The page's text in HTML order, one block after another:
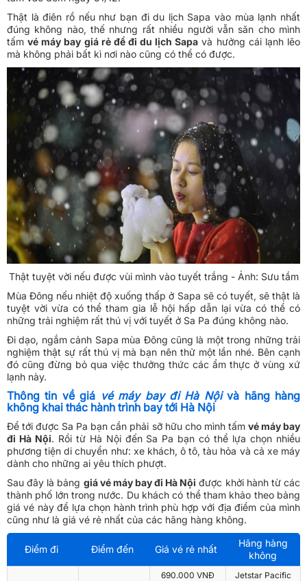
Thật là điên rồ nếu như bạn đi du lịch Sapa vào mùa lạnh nhất
đúng không nào, thế nhưng rất nhiều người vẫn săn cho mình
tấmvé máy bay giá rẻ để đi du lịch Sapa và hưởng cái lạnh lẽo
mà không phải bất kì nơi nào cũng có thể có được.
Thật tuyệt vời nếu được vùi mình vào tuyết trắng - Ảnh: Sưu tầm
Mùa Đông nếu nhiệt độ xuống thấp ở Sapa sẽ có tuyết, sẽ thật là
tuyệt vời vừa có thể tham gia lễ hội hấp dẫn lại vừa có thể có
những trải nghiệm rất thú vị với tuyết ở Sa Pa đúng không nào.
Đi dạo, ngắm cảnh Sapa mùa Đông cũng là một trong những trải
nghiệm thật sự rất thú vị mà bạn nên thử một lần nhé. Bên cạnh
đó cũng đừng bỏ qua việc thưởng thức các ẩm thực ở vùng xứ
lạnh này.
Thông tin về giá vé máy bay đi Hà Nộivà hãng hàng
không khai thác hành trình bay tới Hà Nội
Để tới được Sa Pa bạn cần phải sỡ hữu cho mình tấm vé máy bay
đi Hà Nội. Rồi từ Hà Nội đến Sa Pa bạn có thể lựa chọn nhiều
phương tiện di chuyển như: xe khách, ô tô, tàu hỏa và cả xe máy
dành cho những ai yêu thích phượt.
Sau đây là bảng giá vé máy bay đi Hà Nội được khởi hành từ các
thành phố lớn trong nước. Du khách có thể tham khảo theo bảng
giá vé này để lựa chọn hành trình phù hợp với địa điểm của mình
cũng như là giá vé rẻ nhất của các hãng hàng không.
Điểm đi Điểm đến Giá vé rẻ nhất
Hãng hàng
không
690.000 VNĐ
Jetstar Pacific